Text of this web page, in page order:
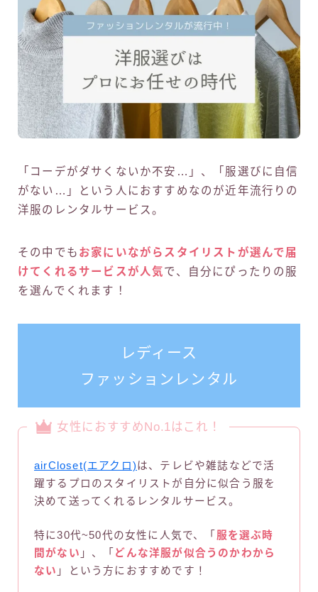
「コーデがダサくないか不安…」、「服選びに自信
がない…」という人におすすめなのが近年流行りの
洋服のレンタルサービス。
その中でも お家にいながらスタイリストが選んで届
けてくれるサービスが人気で、自分にぴったりの服
を選んでくれます！
レディース
ファッションレンタル
女性におすすめNo.1はこれ！
airCloset(エアクロ)は、テレビや雑誌などで活
躍するプロのスタイリストが自分に似合う服を
決めて送ってくれるレンタルサービス。
特に30代~50代の女性に人気で、「 服を選ぶ時
間がない 」、「 どんな洋服が似合うのかわから
ない 」という方におすすめです！